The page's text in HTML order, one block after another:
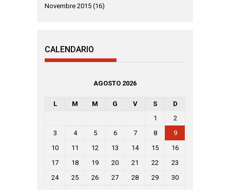
Novembre 2015 (16)
CALENDARIO
AGOSTO 2026
L M M G V S
D
1
2
3
4 5 6 7 8
9
10
11 12 13 14 15
16
17
18 19 20 21 22
23
24
25 26 27 28 29
30